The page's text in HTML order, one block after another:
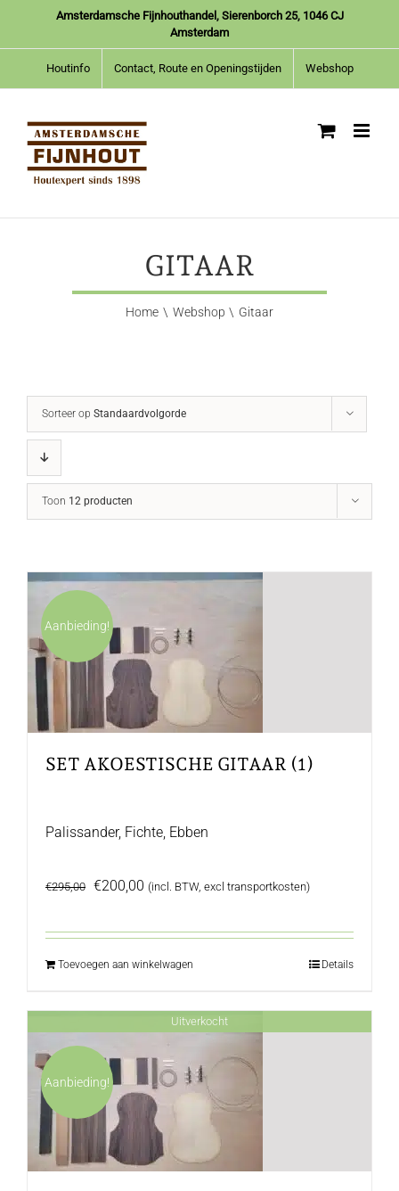
inhoud
Amsterdamsche Fijnhouthandel, Sierenborch 25, 1046 CJ
Amsterdam
Houtinfo Contact, Route en Openingstijden Webshop
GITAAR
Home Webshop Gitaar
Sorteer op Standaardvolgorde
Toon 12 producten
Aanbieding!
SET AKOESTISCHE GITAAR (1)
Palissander, Fichte, Ebben
€295,00 Oorspronkelijke
€200,00 Huidige
(incl. BTW, excl transportkosten)
Toevoegen aan winkelwagen Details
Uitverkocht
Aanbieding!